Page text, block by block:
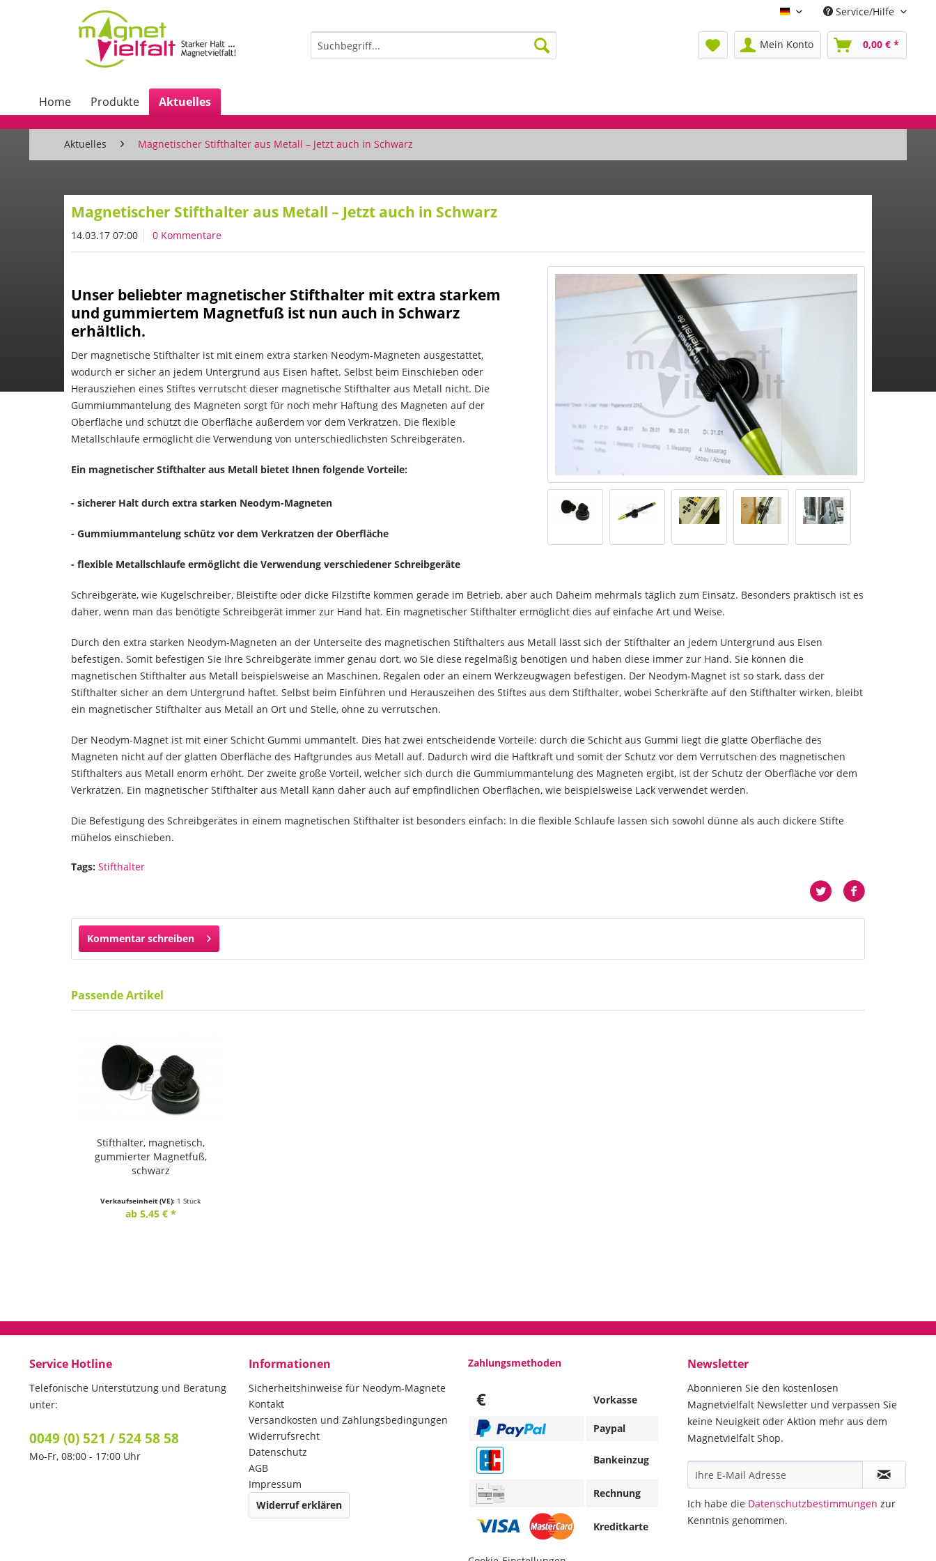
Deutsch Service/Hilfe
Mein Konto 0,00 € *
Home Produkte Aktuelles
Aktuelles Magnetischer Stifthalter aus Metall – Jetzt auch in Schwarz
Magnetischer Stifthalter aus Metall – Jetzt auch in Schwarz
14.03.17 07:00 0 Kommentare
Unser beliebter magnetischer Stifthalter mit extra starkem
und gummiertem Magnetfuß ist nun auch in Schwarz
erhältlich.
Der magnetische Stifthalter ist mit einem extra starken Neodym-Magneten ausgestattet,
wodurch er sicher an jedem Untergrund aus Eisen haftet. Selbst beim Einschieben oder
Herausziehen eines Stiftes verrutscht dieser magnetische Stifthalter aus Metall nicht. Die
Gummiummantelung des Magneten sorgt für noch mehr Haftung des Magneten auf der
Oberfläche und schützt die Oberfläche außerdem vor dem Verkratzen. Die flexible
Metallschlaufe ermöglicht die Verwendung von unterschiedlichsten Schreibgeräten.
Ein magnetischer Stifthalter aus Metall bietet Ihnen folgende Vorteile:
- sicherer Halt durch extra starken Neodym-Magneten
- Gummiummantelung schütz vor dem Verkratzen der Oberfläche
- flexible Metallschlaufe ermöglicht die Verwendung verschiedener Schreibgeräte
Schreibgeräte, wie Kugelschreiber, Bleistifte oder dicke Filzstifte kommen gerade im Betrieb, aber auch Daheim mehrmals täglich zum Einsatz. Besonders praktisch ist es
daher, wenn man das benötigte Schreibgerät immer zur Hand hat. Ein magnetischer Stifthalter ermöglicht dies auf einfache Art und Weise.
Durch den extra starken Neodym-Magneten an der Unterseite des magnetischen Stifthalters aus Metall lässt sich der Stifthalter an jedem Untergrund aus Eisen
befestigen. Somit befestigen Sie Ihre Schreibgeräte immer genau dort, wo Sie diese regelmäßig benötigen und haben diese immer zur Hand. Sie können die
magnetischen Stifthalter aus Metall beispielsweise an Maschinen, Regalen oder an einem Werkzeugwagen befestigen. Der Neodym-Magnet ist so stark, dass der
Stifthalter sicher an dem Untergrund haftet. Selbst beim Einführen und Herauszeihen des Stiftes aus dem Stifthalter, wobei Scherkräfte auf den Stifthalter wirken, bleibt
ein magnetischer Stifthalter aus Metall an Ort und Stelle, ohne zu verrutschen.
Der Neodym-Magnet ist mit einer Schicht Gummi ummantelt. Dies hat zwei entscheidende Vorteile: durch die Schicht aus Gummi liegt die glatte Oberfläche des
Magneten nicht auf der glatten Oberfläche des Haftgrundes aus Metall auf. Dadurch wird die Haftkraft und somit der Schutz vor dem Verrutschen des magnetischen
Stifthalters aus Metall enorm erhöht. Der zweite große Vorteil, welcher sich durch die Gummiummantelung des Magneten ergibt, ist der Schutz der Oberfläche vor dem
Verkratzen. Ein magnetischer Stifthalter aus Metall kann daher auch auf empfindlichen Oberflächen, wie beispielsweise Lack verwendet werden.
Die Befestigung des Schreibgerätes in einem magnetischen Stifthalter ist besonders einfach: In die flexible Schlaufe lassen sich sowohl dünne als auch dickere Stifte
mühelos einschieben.
Tags: Stifthalter
Kommentar schreiben
Passende Artikel
Stifthalter, magnetisch,
gummierter Magnetfuß,
schwarz
Verkaufseinheit (VE): 1 Stück
ab 5,45 € *
Service Hotline
Telefonische Unterstützung und Beratung
unter:
0049 (0) 521 / 524 58 58
Mo-Fr, 08:00 - 17:00 Uhr
Informationen
Sicherheitshinweise für Neodym-Magnete
Kontakt
Versandkosten und Zahlungsbedingungen
Widerrufsrecht
Datenschutz
AGB
Impressum
Widerruf erklären
Zahlungsmethoden
€ Vorkasse
Paypal
Bankeinzug
Rechnung
Kreditkarte
Newsletter
Abonnieren Sie den kostenlosen
Magnetvielfalt Newsletter und verpassen Sie
keine Neuigkeit oder Aktion mehr aus dem
Magnetvielfalt Shop.
Ich habe die Datenschutzbestimmungen zur
Kenntnis genommen.